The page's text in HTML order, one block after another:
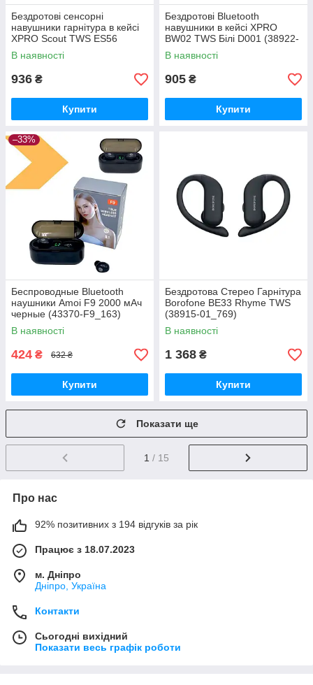
Бездротові сенсорні
навушники гарнітура в кейсі
XPRO Scout TWS ES56
Bluetooth білі та чорні(38979-
01_481)
В наявності
936 ₴
Купити
Бездротові Bluetooth
навушники в кейсі XPRO
BW02 TWS Білі D001 (38922-
01_494)
В наявності
905 ₴
Купити
–33%
Беспроводные Bluetooth
наушники Amoi F9 2000 мАч
черные (43370-F9_163)
В наявності
424 ₴ 632 ₴
Купити
Бездротова Стерео Гарнітура
Borofone BE33 Rhyme TWS
(38915-01_769)
В наявності
1 368 ₴
Купити
Показати ще
1 / 15
Про нас
92% позитивних з 194 відгуків за рік
Працює з 18.07.2023
м. Дніпро
Дніпро, Україна
Контакти
Сьогодні вихідний
Показати весь графік роботи